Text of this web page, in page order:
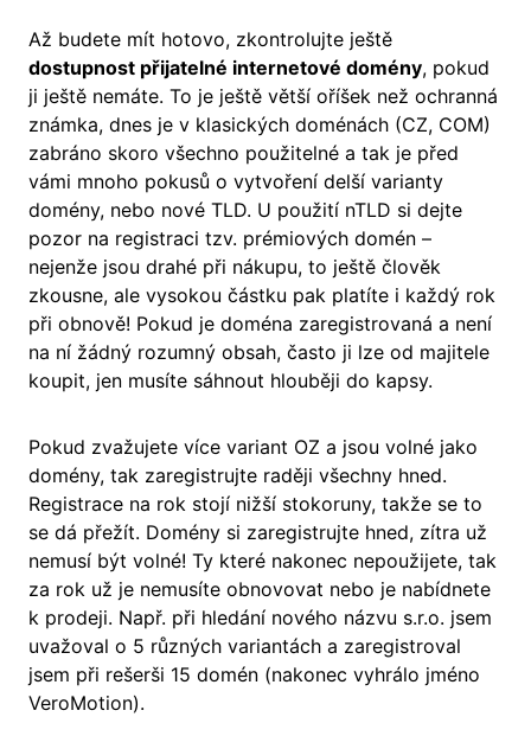
Až budete mít hotovo, zkontrolujte ještě
dostupnost přijatelné internetové domény, pokud
ji ještě nemáte. To je ještě větší oříšek než ochranná
známka, dnes je v klasických doménách (CZ, COM)
zabráno skoro všechno použitelné a tak je před
vámi mnoho pokusů o vytvoření delší varianty
domény, nebo nové TLD. U použití nTLD si dejte
pozor na registraci tzv. prémiových domén –
nejenže jsou drahé při nákupu, to ještě člověk
zkousne, ale vysokou částku pak platíte i každý rok
při obnově! Pokud je doména zaregistrovaná a není
na ní žádný rozumný obsah, často ji lze od majitele
koupit, jen musíte sáhnout hlouběji do kapsy.
Pokud zvažujete více variant OZ a jsou volné jako
domény, tak zaregistrujte raději všechny hned.
Registrace na rok stojí nižší stokoruny, takže se to
se dá přežít. Domény si zaregistrujte hned, zítra už
nemusí být volné! Ty které nakonec nepoužijete, tak
za rok už je nemusíte obnovovat nebo je nabídnete
k prodeji. Např. při hledání nového názvu s.r.o. jsem
uvažoval o 5 různých variantách a zaregistroval
jsem při rešerši 15 domén (nakonec vyhrálo jméno
VeroMotion).